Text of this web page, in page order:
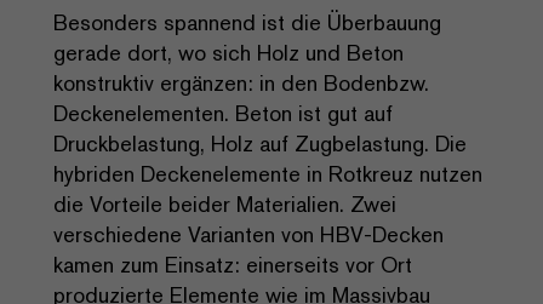
Besonders spannend ist die Überbauung
gerade dort, wo sich Holz und Beton
konstruktiv ergänzen: in den Bodenbzw.
Deckenelementen. Beton ist gut auf
Druckbelastung, Holz auf Zugbelastung. Die
hybriden Deckenelemente in Rotkreuz nutzen
die Vorteile beider Materialien. Zwei
verschiedene Varianten von HBV-Decken
kamen zum Einsatz: einerseits vor Ort
produzierte Elemente wie im Massivbau